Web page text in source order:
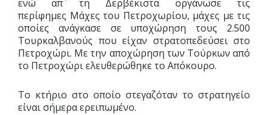
ενώ απ΄ τη Δερβέκιστα οργάνωσε τις
περίφημες Μάχες του Πετροχωρίου, μάχες με τις
οποίες ανάγκασε σε υποχώρηση τους 2.500
Τουρκαλβανούς που είχαν στρατοπεδεύσει στο
Πετροχώρι. Με την αποχώρηση των Τούρκων από
το Πετροχώρι ελευθερώθηκε το Απόκουρο.
Το κτήριο στο οποίο στεγαζόταν το στρατηγείο
είναι σήμερα ερειπωμένο.